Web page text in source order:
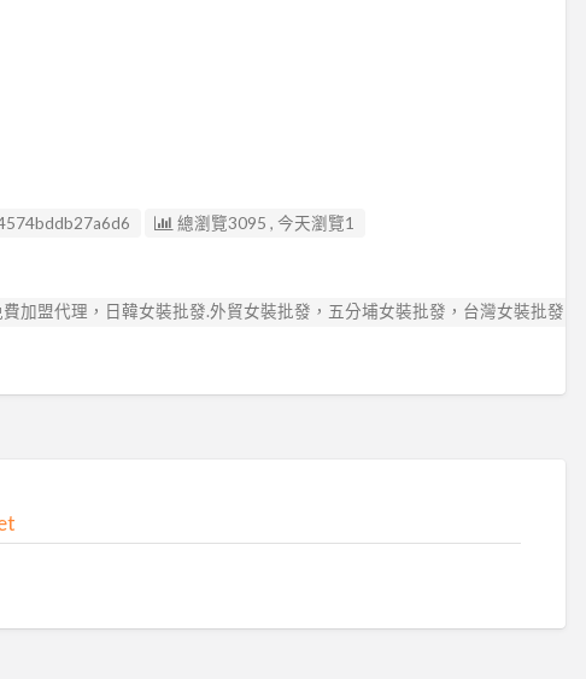
编號 總瀏覽3095 , 今天瀏覽1
加盟代理，日韓女裝批發.外貿女裝批發，五分埔女裝批發，台灣女裝批發